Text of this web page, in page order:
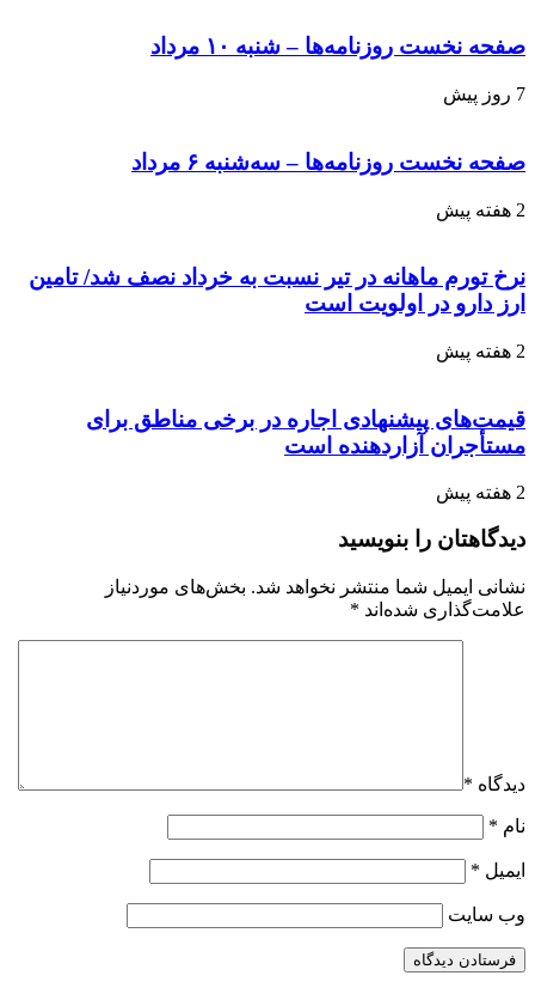
صفحه نخست روزنامه‌ها – شنبه ۱۰ مرداد
7 روز پیش
صفحه نخست روزنامه‌ها – سه‌شنبه ۶ مرداد
2 هفته پیش
نرخ تورم ماهانه در تیر نسبت به خرداد نصف شد/ تامین
ارز دارو در اولویت است
2 هفته پیش
قیمت‌های پیشنهادی اجاره در برخی مناطق برای
مستأجران آزاردهنده است
2 هفته پیش
دیدگاهتان را بنویسید
نشانی ایمیل شما منتشر نخواهد شد. بخش‌های موردنیاز
علامت‌گذاری شده‌اند *
دیدگاه *
نام *
ایمیل *
وب‌ سایت